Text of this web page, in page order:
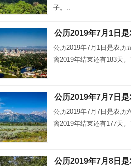
子。..
公历2019年7月1日是
公历2019年7月1日是农历
离2019年结束还有183天
公历2019年7月7日是
公历2019年7月7日是农历
离2019年结束还有177天
公历2019年7月8日是